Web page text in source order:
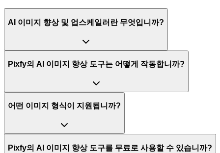
AI 이미지 향상 및 업스케일러란 무엇입니까?
Pixfy의 AI 이미지 향상 도구는 어떻게 작동합니까?
어떤 이미지 형식이 지원됩니까?
Pixfy의 AI 이미지 향상 도구를 무료로 사용할 수 있습니까?